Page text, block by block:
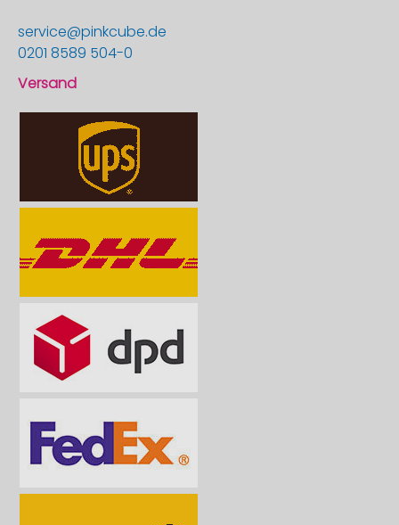
service@pinkcube.de
0201 8589 504-0
Versand